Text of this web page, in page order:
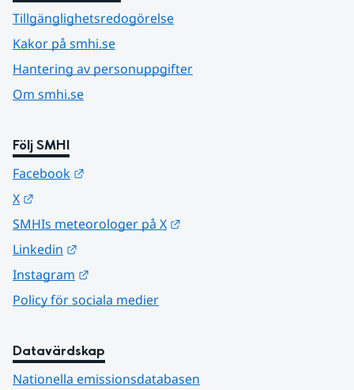
Tillgänglighetsredogörelse
Kakor på smhi.se
Hantering av personuppgifter
Om smhi.se
Följ SMHI
Facebook
X
SMHIs meteorologer på X
Linkedin
Instagram
Policy för sociala medier
Datavärdskap
Nationella emissionsdatabasen